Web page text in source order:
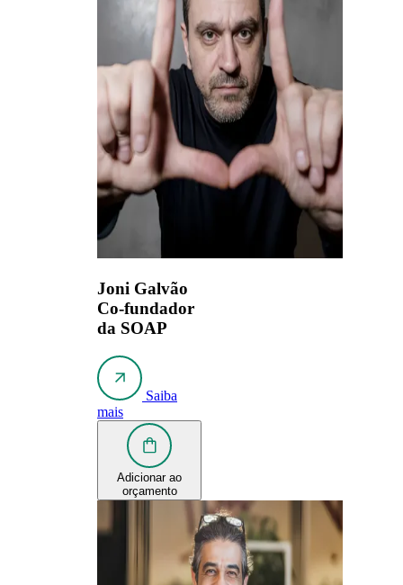
Joni Galvão
Co-fundador
da SOAP
Saiba
mais
Adicionar ao
orçamento